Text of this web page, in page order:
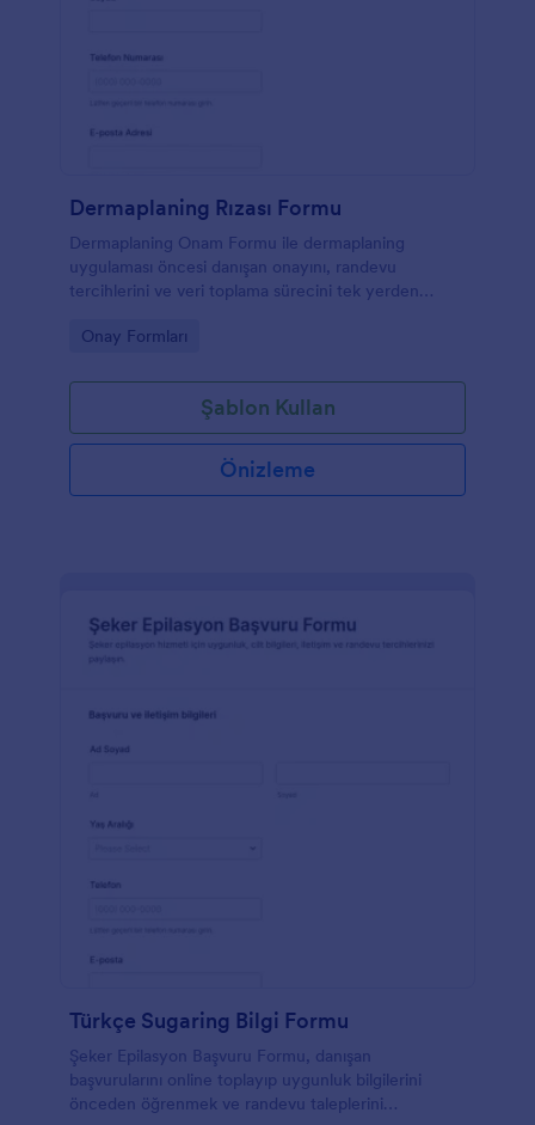
Dermaplaning Rızası Formu
Dermaplaning Onam Formu ile dermaplaning
uygulaması öncesi danışan onayını, randevu
tercihlerini ve veri toplama sürecini tek yerden
için hızlıca paylaşın.
Go to Category:
Onay Formları
Şablon Kullan
Önizleme
Türkçe Sugaring Bilgi Formu
Şeker Epilasyon Başvuru Formu, danışan
başvurularını online toplayıp uygunluk bilgilerini
önceden öğrenmek ve randevu taleplerini